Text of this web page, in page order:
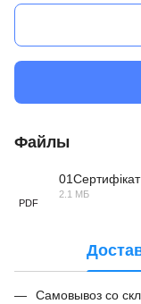
Файлы
PDF
01Сертифікат
2.1 МБ
Самовывоз со